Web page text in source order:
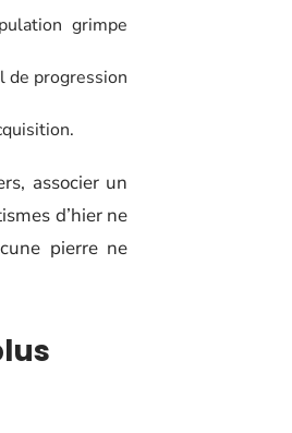
grimpe
de progression
associer un
d’hier ne
pierre ne